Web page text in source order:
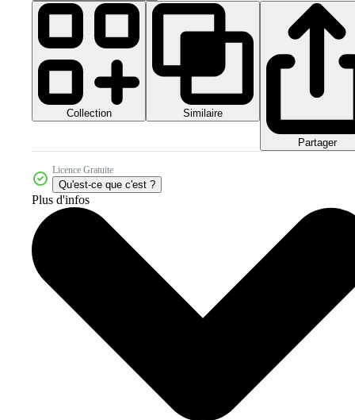
Collection Similaire
Partager
Licence Gratuite
Qu'est-ce que c'est ?
Plus d'infos